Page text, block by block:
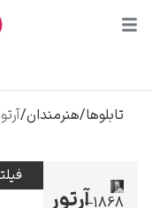
جستجوها
پیکاسو
سالوادور دالی
تابلوها/هنرمندان/
1868–آرتور